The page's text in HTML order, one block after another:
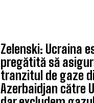
Zelenski: Ucraina
pregătită să
tranzitul de gaze
Azerbaidjan către